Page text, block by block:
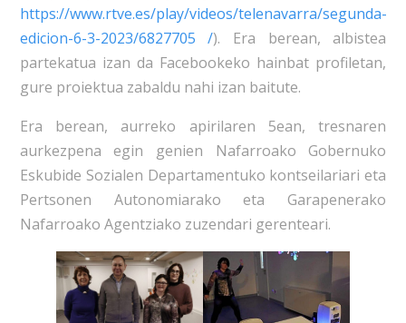
https://www.rtve.es/play/videos/telenavarra/segunda-
edicion-6-3-2023/6827705 /). Era berean, albistea
partekatua izan da Facebookeko hainbat profiletan,
gure proiektua zabaldu nahi izan baitute.
Era berean, aurreko apirilaren 5ean, tresnaren
aurkezpena egin genien Nafarroako Gobernuko
Eskubide Sozialen Departamentuko kontseilariari eta
Pertsonen Autonomiarako eta Garapenerako
Nafarroako Agentziako zuzendari gerenteari.